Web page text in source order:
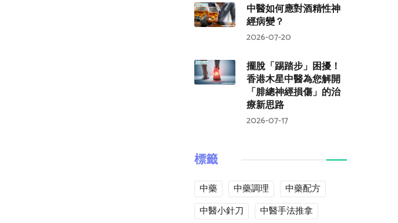
中醫如何應對酒精性神
經病變？
2026-07-20
擺脫「踢踏步」困擾！
香港木星中醫為您解開
「腓總神經損傷」的治
療新思路
2026-07-17
標籤
中藥 中藥調理
中藥配方
中醫小針刀
中醫手法推拿